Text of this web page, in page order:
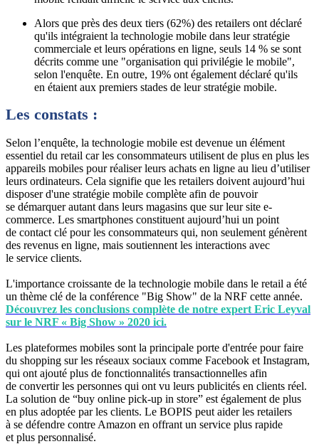
Alors que près des deux tiers (62%) des retailers ont déclaré
qu'ils intégraient la technologie mobile dans leur stratégie
commerciale et leurs opérations en ligne, seuls 14 % se sont
décrits comme une "organisation qui privilégie le mobile",
selon l'enquête. En outre, 19% ont également déclaré qu'ils
en étaient aux premiers stades de leur stratégie mobile.
Les constats :
Selon l’enquête, la technologie mobile est devenue un élément
essentiel du retail car les consommateurs utilisent de plus en plus les
appareils mobiles pour réaliser leurs achats en ligne au lieu d’utiliser
leurs ordinateurs. Cela signifie que les retailers doivent aujourd’hui
disposer d'une stratégie mobile complète afin de pouvoir
se démarquer autant dans leurs magasins que sur leur site e-
commerce. Les smartphones constituent aujourd’hui un point
de contact clé pour les consommateurs qui, non seulement génèrent
des revenus en ligne, mais soutiennent les interactions avec
le service clients.
L'importance croissante de la technologie mobile dans le retail a été
un thème clé de la conférence "Big Show" de la NRF cette année.
Découvrez les conclusions complète de notre expert Eric Leyval
sur le NRF « Big Show » 2020 ici.
Les plateformes mobiles sont la principale porte d'entrée pour faire
du shopping sur les réseaux sociaux comme Facebook et Instagram,
qui ont ajouté plus de fonctionnalités transactionnelles afin
de convertir les personnes qui ont vu leurs publicités en clients réel.
La solution de “buy online pick-up in store” est également de plus
en plus adoptée par les clients. Le BOPIS peut aider les retailers
à se défendre contre Amazon en offrant un service plus rapide
et plus personnalisé.